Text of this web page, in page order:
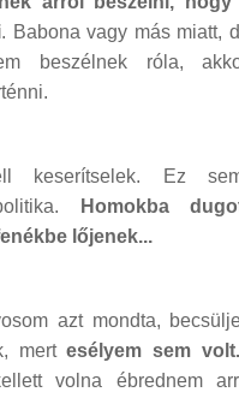
. Babona vagy más miatt,
beszélnek róla,
keserítselek. Ez
Homokba
lőjenek...
azt mondta,
mertesélyem sem volt.
volna ébrednem